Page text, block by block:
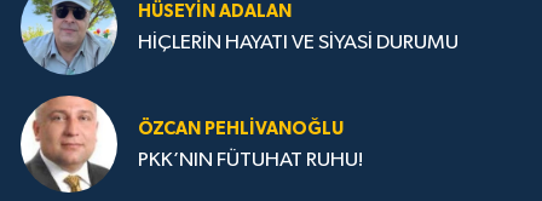
HÜSEYIN ADALAN
HİÇLERİN HAYATI VE SİYASİ DURUMU
ÖZCAN PEHLIVANOĞLU
PKK’NIN FÜTUHAT RUHU!